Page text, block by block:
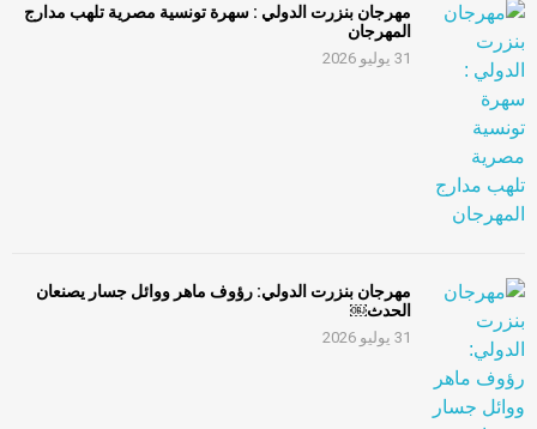
مهرجان بنزرت الدولي : سهرة تونسية مصرية تلهب مدارج
المهرجان
31 يوليو 2026
مهرجان بنزرت الدولي: رؤوف ماهر ووائل جسار يصنعان
الحدث￼
31 يوليو 2026